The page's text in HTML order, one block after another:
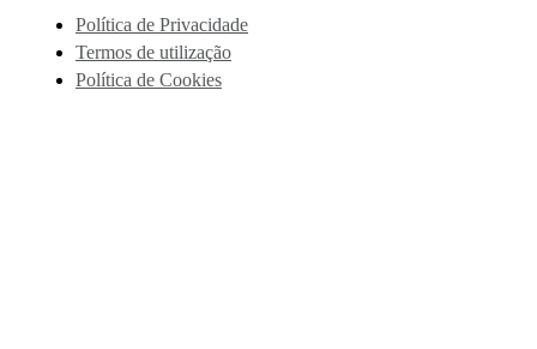
Política de Privacidade
Termos de utilização
Política de Cookies